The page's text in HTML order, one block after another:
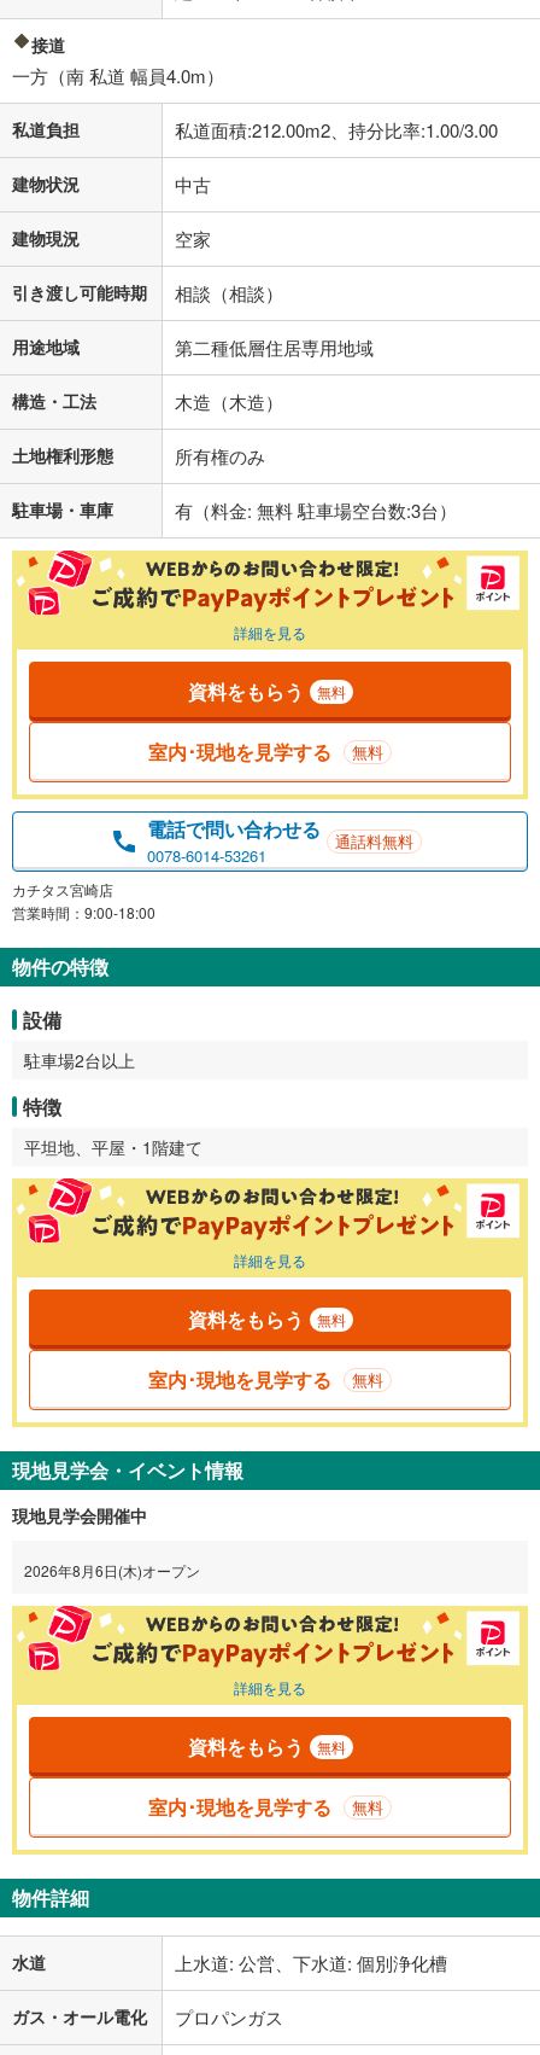
接道
一方（南 私道 幅員4.0m）
私道負担 私道面積:212.00m2、持分比率:1.00/3.00
建物状況 中古
建物現況 空家
引き渡し可能時期 相談（相談）
用途地域 第二種低層住居専用地域
構造・工法 木造（木造）
土地権利形態 所有権のみ
駐車場・車庫 有（料金: 無料 駐車場空台数:3台）
詳細を見る
資料をもらう 無料
室内･現地を見学する 無料
電話で問い合わせる
0078-6014-53261
通話料無料
カチタス宮崎店
営業時間：9:00-18:00
物件の特徴
設備
駐車場2台以上
特徴
平坦地、平屋・1階建て
詳細を見る
資料をもらう 無料
室内･現地を見学する 無料
現地見学会・イベント情報
現地見学会開催中
2026年8月6日(木)オープン
詳細を見る
資料をもらう 無料
室内･現地を見学する 無料
物件詳細
水道 上水道: 公営、下水道: 個別浄化槽
ガス・オール電化 プロパンガス